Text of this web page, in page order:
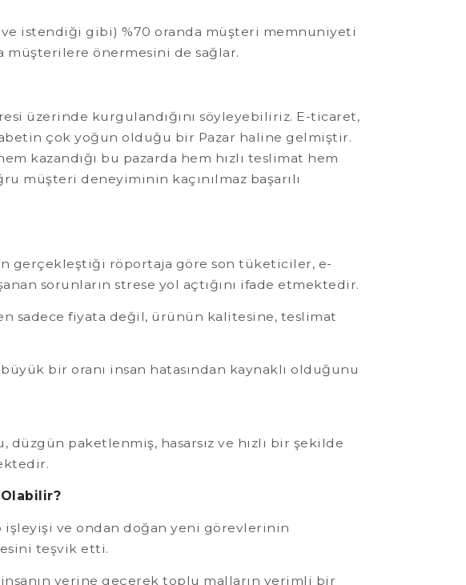
istendiği gibi) %70 oranda müşteri memnuniyeti
müşterilere önermesini de sağlar.
üzerinde kurgulandığını söyleyebiliriz. E-ticaret,
çok yoğun olduğu bir Pazar haline gelmiştir.
kazandığı bu pazarda hem hızlı teslimat hem
müşteri deneyiminin kaçınılmaz başarılı
gerçekleştiği röportaja göre son tüketiciler, e-
sorunların strese yol açtığını ifade etmektedir.
sadece fiyata değil, ürünün kalitesine, teslimat
büyük bir oranı insan hatasından kaynaklı olduğunu
paketlenmiş, hasarsız ve hızlı bir şekilde
Olabilir?
ve ondan doğan yeni görevlerinin
teşvik etti.
yerine geçerek toplu malların verimli bir